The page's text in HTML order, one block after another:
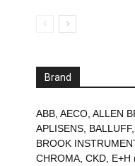
Brand
ABB AECO ALLEN
APLISENS BALLUFF,
BROOK
CHROMA CKD E+H